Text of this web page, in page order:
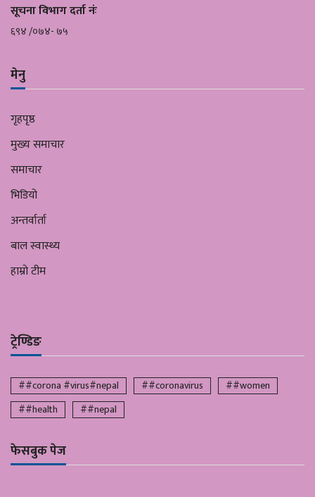
सूचना विभाग दर्ता नंः
६९४ /०७४- ७५
मेनु
गृहपृष्ठ
मुख्य समाचार
समाचार
भिडियो
अन्तर्वार्ता
बाल स्वास्थ्य
हाम्रो टीम
ट्रेण्डिङ
##corona #virus#nepal ##coronavirus
##women
##health
##nepal
फेसबुक पेज